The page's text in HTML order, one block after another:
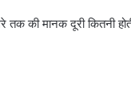
की मानक दूरी कितनी